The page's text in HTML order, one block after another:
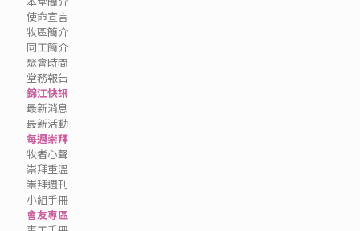
使命宣言
牧區簡介
同工簡介
聚會時間
堂務報告
錦江快訊
最新消息
最新活動
每週崇拜
牧者心聲
崇拜重溫
崇拜週刊
小組手冊
會友專區